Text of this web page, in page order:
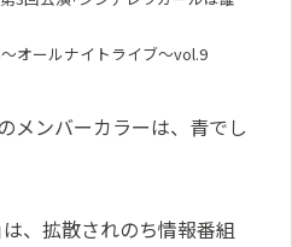
〜オールナイトライブ〜vol.9
メンバーカラーは、青でし
、拡散されのち情報番組